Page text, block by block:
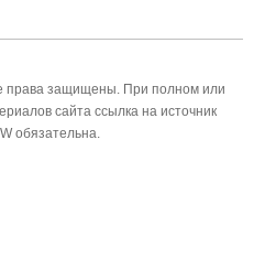
права защищены. При полном или
сайта ссылка на источник
обязательна.